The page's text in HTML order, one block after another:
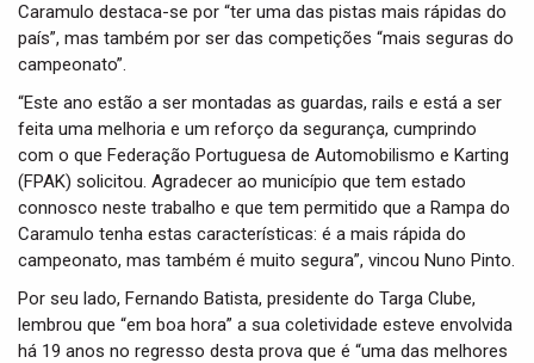
Caramulo destaca-se por “ter uma das pistas mais rápidas do
país”, mas também por ser das competições “mais seguras do
campeonato”.
“Este ano estão a ser montadas as guardas, rails e está a ser
feita uma melhoria e um reforço da segurança, cumprindo
com o que Federação Portuguesa de Automobilismo e Karting
(FPAK) solicitou. Agradecer ao município que tem estado
connosco neste trabalho e que tem permitido que a Rampa do
Caramulo tenha estas características: é a mais rápida do
campeonato, mas também é muito segura”, vincou Nuno Pinto.
Por seu lado, Fernando Batista, presidente do Targa Clube,
lembrou que “em boa hora” a sua coletividade esteve envolvida
há 19 anos no regresso desta prova que é “uma das melhores